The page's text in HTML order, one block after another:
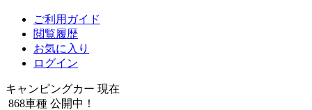
ご利用ガイド
閲覧履歴
お気に入り
ログイン
キャンピングカー 現在
868車種 公開中！